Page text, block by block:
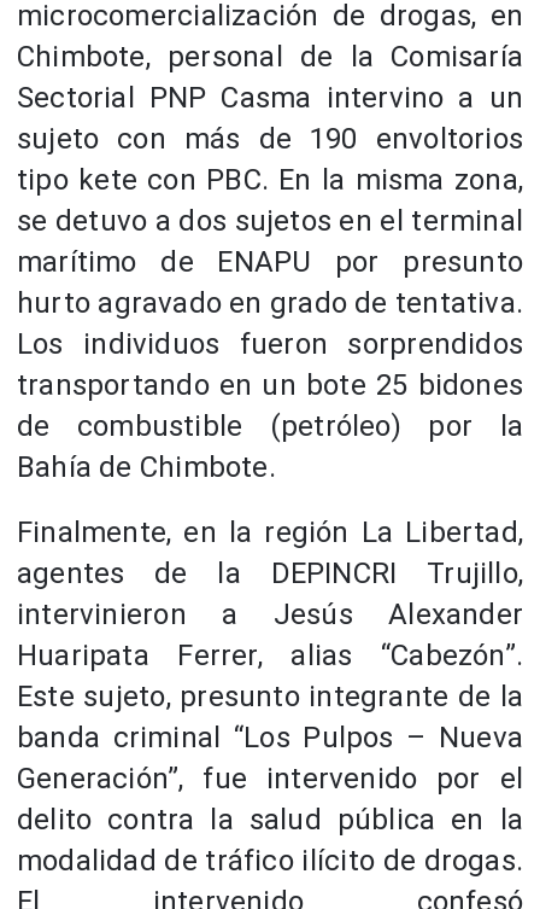
microcomercialización de drogas, en
Chimbote, personal de la Comisaría
Sectorial PNP Casma intervino a un
sujeto con más de 190 envoltorios
tipo kete con PBC. En la misma zona,
se detuvo a dos sujetos en el terminal
marítimo de ENAPU por presunto
hurto agravado en grado de tentativa.
Los individuos fueron sorprendidos
transportando en un bote 25 bidones
de combustible (petróleo) por la
Bahía de Chimbote.
Finalmente, en la región La Libertad,
agentes de la DEPINCRI Trujillo,
intervinieron a Jesús Alexander
Huaripata Ferrer, alias “Cabezón”.
Este sujeto, presunto integrante de la
banda criminal “Los Pulpos – Nueva
Generación”, fue intervenido por el
delito contra la salud pública en la
modalidad de tráfico ilícito de drogas.
El intervenido confesó